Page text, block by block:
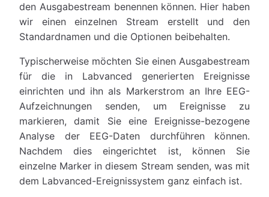
den Ausgabestream benennen können. Hier haben
wir einen einzelnen Stream erstellt und den
Standardnamen und die Optionen beibehalten.
Typischerweise möchten Sie einen Ausgabestream
für die in Labvanced generierten Ereignisse
einrichten und ihn als Markerstrom an Ihre EEG-
Aufzeichnungen senden, um Ereignisse zu
markieren, damit Sie eine Ereignisse-bezogene
Analyse der EEG-Daten durchführen können.
Nachdem dies eingerichtet ist, können Sie
einzelne Marker in diesem Stream senden, was mit
dem Labvanced-Ereignissystem ganz einfach ist.